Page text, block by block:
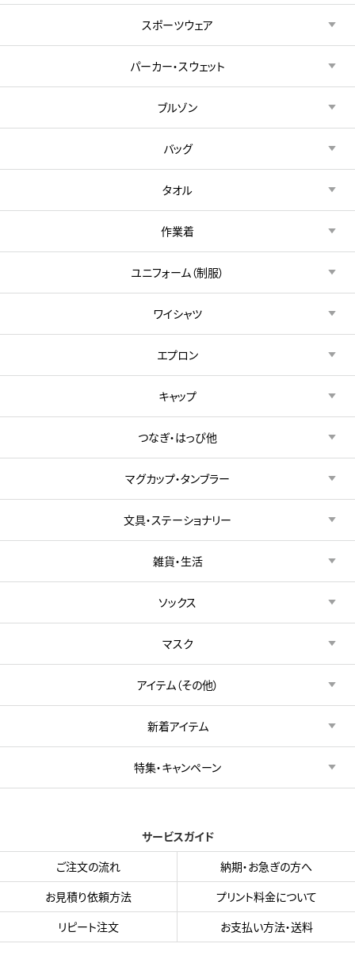
スポーツウェア
パーカー・スウェット
ブルゾン
バッグ
タオル
作業着
ユニフォーム（制服）
ワイシャツ
エプロン
キャップ
つなぎ・はっぴ他
マグカップ・タンブラー
文具・ステーショナリー
雑貨・生活
ソックス
マスク
アイテム（その他）
新着アイテム
特集・キャンペーン
サービスガイド
ご注文の流れ
納期・お急ぎの方へ
お見積り依頼方法
プリント料金について
リピート注文
お支払い方法・送料